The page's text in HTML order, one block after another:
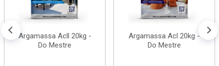
Argamassa Acll 20kg -
Do Mestre
Argamassa Acl 20kg -
Do Mestre